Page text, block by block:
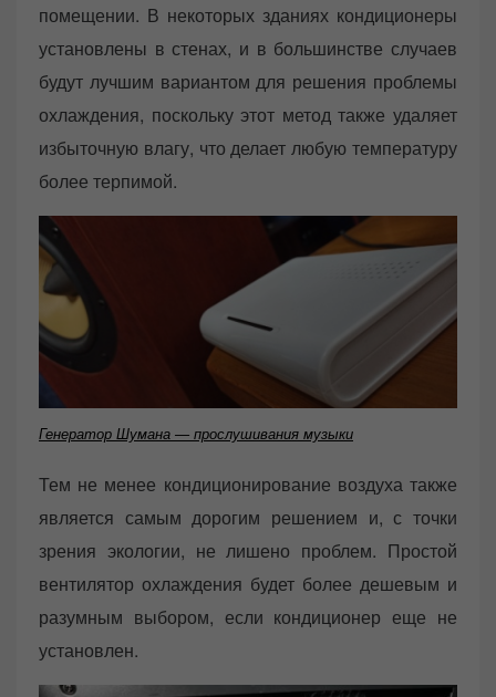
помещении. В некоторых зданиях кондиционеры
установлены в стенах, и в большинстве случаев
будут лучшим вариантом для решения проблемы
охлаждения, поскольку этот метод также удаляет
избыточную влагу, что делает любую температуру
более терпимой.
Генератор Шумана — прослушивания музыки
Тем не менее кондиционирование воздуха также
является самым дорогим решением и, с точки
зрения экологии, не лишено проблем. Простой
вентилятор охлаждения будет более дешевым и
разумным выбором, если кондиционер еще не
установлен.